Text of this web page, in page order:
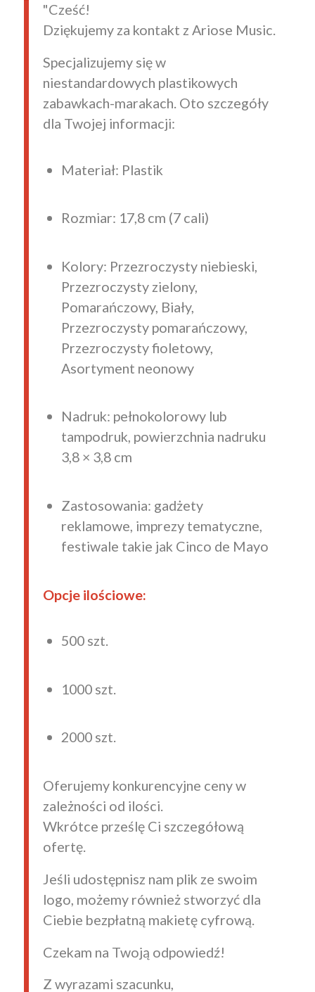
"Cześć!
Dziękujemy za kontakt z Ariose Music.
Specjalizujemy się w
niestandardowych plastikowych
zabawkach-marakach. Oto szczegóły
dla Twojej informacji:
Materiał: Plastik
Rozmiar: 17,8 cm (7 cali)
Kolory: Przezroczysty niebieski,
Przezroczysty zielony,
Pomarańczowy, Biały,
Przezroczysty pomarańczowy,
Przezroczysty fioletowy,
Asortyment neonowy
Nadruk: pełnokolorowy lub
tampodruk, powierzchnia nadruku
3,8 × 3,8 cm
Zastosowania: gadżety
reklamowe, imprezy tematyczne,
festiwale takie jak Cinco de Mayo
Opcje ilościowe:
500 szt.
1000 szt.
2000 szt.
Oferujemy konkurencyjne ceny w
zależności od ilości.
Wkrótce prześlę Ci szczegółową
ofertę.
Jeśli udostępnisz nam plik ze swoim
logo, możemy również stworzyć dla
Ciebie bezpłatną makietę cyfrową.
Czekam na Twoją odpowiedź!
Z wyrazami szacunku,